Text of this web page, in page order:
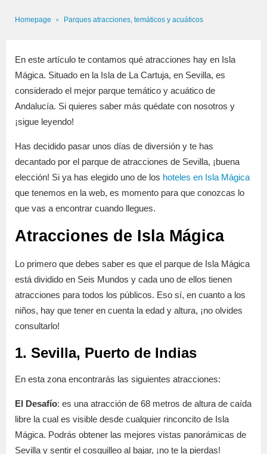
Homepage Parques atracciones, temáticos y acuáticos
En este artículo te contamos qué atracciones hay en Isla
Mágica. Situado en la Isla de La Cartuja, en Sevilla, es
considerado el mejor parque temático y acuático de
Andalucía. Si quieres saber más quédate con nosotros y
¡sigue leyendo!
Has decidido pasar unos días de diversión y te has
decantado por el parque de atracciones de Sevilla, ¡buena
elección! Si ya has elegido uno de los hoteles en Isla Mágica
que tenemos en la web, es momento para que conozcas lo
que vas a encontrar cuando llegues.
Atracciones de Isla Mágica
Lo primero que debes saber es que el parque de Isla Mágica
está dividido en Seis Mundos y cada uno de ellos tienen
atracciones para todos los públicos. Eso sí, en cuanto a los
niños, hay que tener en cuenta la edad y altura, ¡no olvides
consultarlo!
1. Sevilla, Puerto de Indias
En esta zona encontrarás las siguientes atracciones:
El Desafío: es una atracción de 68 metros de altura de caída
libre la cual es visible desde cualquier rinconcito de Isla
Mágica. Podrás obtener las mejores vistas panorámicas de
Sevilla y sentir el cosquilleo al bajar, ¡no te la pierdas!